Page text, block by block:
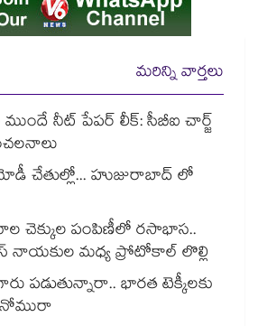
మరిన్ని వార్తలు
నీట్ పేపర్ లీక్: సీబీఐ చార్జ్
మోడీ చేతుల్లో... హుజురాబాద్ లో
చెక్కుల పంపిణీలో రసాభాస..
నాయకుల మధ్య ప్రోటోకాల్ లొల్లి
పడుతున్నారా.. భారత టెక్కీలకు
నోమురా